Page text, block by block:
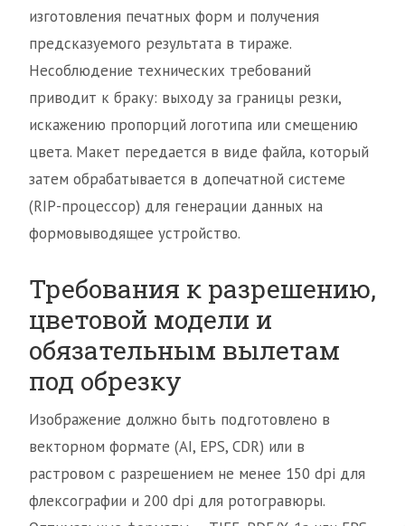
изготовления печатных форм и получения
предсказуемого результата в тираже.
Несоблюдение технических требований
приводит к браку: выходу за границы резки,
искажению пропорций логотипа или смещению
цвета. Макет передается в виде файла, который
затем обрабатывается в допечатной системе
(RIP-процессор) для генерации данных на
формовыводящее устройство.
Требования к разрешению,
цветовой модели и
обязательным вылетам
под обрезку
Изображение должно быть подготовлено в
векторном формате (AI, EPS, CDR) или в
растровом с разрешением не менее 150 dpi для
флексографии и 200 dpi для ротогравюры.